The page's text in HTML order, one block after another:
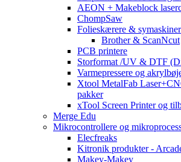
AEON + Makeblock
ChompSaw
Folieskærere & symaskiner
Brother & ScanNcut
PCB printere
Storformat /UV & DTF
Varmepressere og
Xtool MetalFab
pakker
xTool Screen Printer og
Merge Edu
Mikrocontrollere og
Elecfreaks
Kitronik produkter -
Makey-Makey